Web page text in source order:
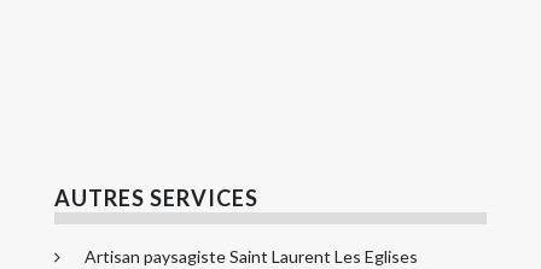
AUTRES SERVICES
Artisan paysagiste Saint Laurent Les Eglises